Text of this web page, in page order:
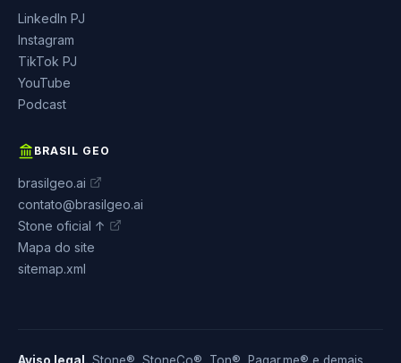
LinkedIn PJ
Instagram
TikTok PJ
YouTube
Podcast
BRASIL GEO
brasilgeo.ai
contato@brasilgeo.ai
Stone oficial ↑
Mapa do site
sitemap.xml